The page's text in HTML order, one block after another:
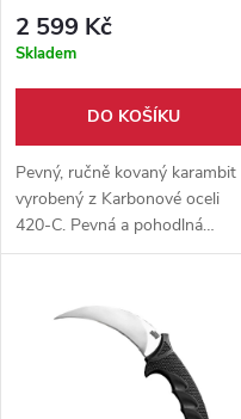
2 599 Kč
Skladem
DO KOŠÍKU
Pevný, ručně kovaný karambit
vyrobený z Karbonové oceli
420-C. Pevná a pohodlná
rukojeť z morušového dřeva.
součástí balení.